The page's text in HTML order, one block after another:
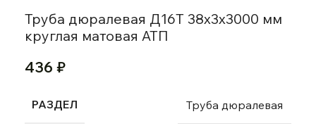
Труба дюралевая Д16Т 38х3х3000 мм
круглая матовая АТП
436 ₽
РАЗДЕЛ Труба дюралевая